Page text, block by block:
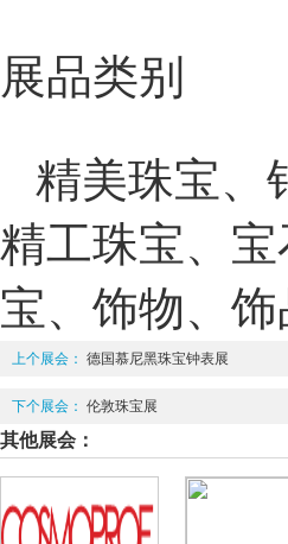
展品类别
精美珠宝、
精工珠宝、
宝、饰物、
上个展会： 德国慕尼黑珠宝钟表展
下个展会： 伦敦珠宝展
其他展会：